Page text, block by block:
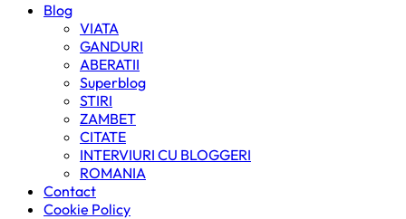
Blog
VIATA
GANDURI
ABERATII
Superblog
STIRI
ZAMBET
CITATE
INTERVIURI CU BLOGGERI
ROMANIA
Contact
Cookie Policy